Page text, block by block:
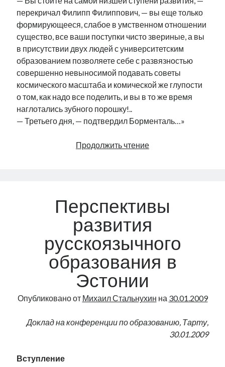
перекричал Филипп Филиппович, — вы еще только
формирующееся, слабое в умственном отношении
существо, все ваши поступки чисто звериные, а вы
в присутствии двух людей с университетским
образованием позволяете себе с развязностью
совершенно невыносимой подавать советы
космического масштаба и комической же глупости
о том, как надо все поделить, и вы в то же время
наглотались зубного порошку!..
— Третьего дня, — подтвердил Борменталь…»
Продолжить чтение«Товарищ
Перспективы
развития
русскоязычного
образования в
Эстонии
Опубликовано от Михаил Стальнухин на 30.01.2009
Доклад на конференции по образованию, Тарту,
30.01.2009
Вступление